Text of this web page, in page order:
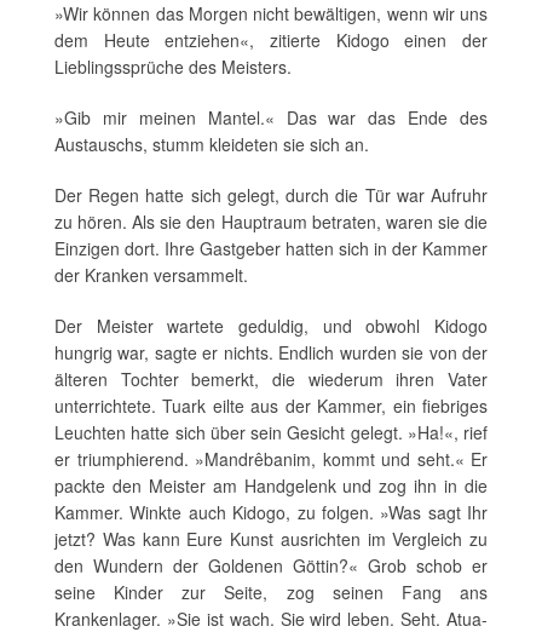
»Wir können das Morgen nicht bewältigen, wenn wir uns
dem Heute entziehen«, zitierte Kidogo einen der
Lieblingssprüche des Meisters.
»Gib mir meinen Mantel.« Das war das Ende des
Austauschs, stumm kleideten sie sich an.
Der Regen hatte sich gelegt, durch die Tür war Aufruhr
zu hören. Als sie den Hauptraum betraten, waren sie die
Einzigen dort. Ihre Gastgeber hatten sich in der Kammer
der Kranken versammelt.
Der Meister wartete geduldig, und obwohl Kidogo
hungrig war, sagte er nichts. Endlich wurden sie von der
älteren Tochter bemerkt, die wiederum ihren Vater
unterrichtete. Tuark eilte aus der Kammer, ein fiebriges
Leuchten hatte sich über sein Gesicht gelegt. »Ha!«, rief
er triumphierend. »Mandrêbanim, kommt und seht.« Er
packte den Meister am Handgelenk und zog ihn in die
Kammer. Winkte auch Kidogo, zu folgen. »Was sagt Ihr
jetzt? Was kann Eure Kunst ausrichten im Vergleich zu
den Wundern der Goldenen Göttin?« Grob schob er
seine Kinder zur Seite, zog seinen Fang ans
Krankenlager. »Sie ist wach. Sie wird leben. Seht. Atua-